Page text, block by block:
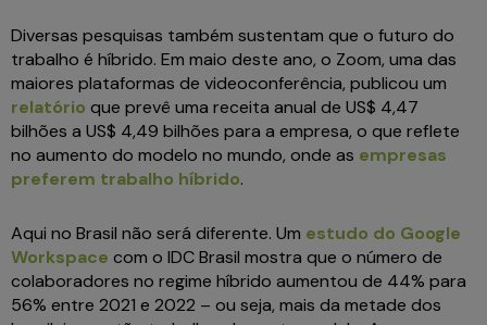
Diversas pesquisas também sustentam que o futuro do
trabalho é híbrido. Em maio deste ano, o Zoom, uma das
maiores plataformas de videoconferência, publicou um
relatório que prevê uma receita anual de US$ 4,47
bilhões a US$ 4,49 bilhões para a empresa, o que reflete
no aumento do modelo no mundo, onde as empresas
preferem trabalho híbrido.
Aqui no Brasil não será diferente. Um estudo do Google
Workspace com o IDC Brasil mostra que o número de
colaboradores no regime híbrido aumentou de 44% para
56% entre 2021 e 2022 – ou seja, mais da metade dos